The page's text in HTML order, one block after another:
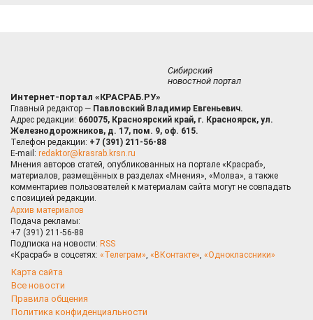
Сибирский
новостной портал
Интернет-портал «КРАСРАБ.РУ»
Главный редактор — Павловский Владимир Евгеньевич.
Адрес редакции: 660075, Красноярский край, г. Красноярск, ул.
Железнодорожников, д. 17, пом. 9, оф. 615.
Телефон редакции: +7 (391) 211-56-88
E-mail: redaktor@krasrab.krsn.ru
Мнения авторов статей, опубликованных на портале «Красраб»,
материалов, размещённых в разделах «Мнения», «Молва», а также
комментариев пользователей к материалам сайта могут не совпадать
с позицией редакции.
Архив материалов
Подача рекламы:
+7 (391) 211-56-88
Подписка на новости: RSS
«Красраб» в соцсетях: «Телеграм», «ВКонтакте», «Одноклассники»
Карта сайта
Все новости
Правила общения
Политика конфиденциальности